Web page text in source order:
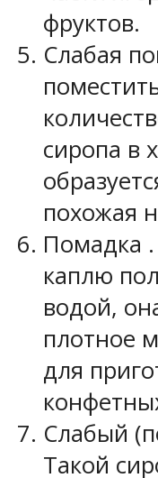
фруктов.
Слабая
сиропа в
похожая
Помадка
каплю
водой,
плотное
для
Слабый
Такой